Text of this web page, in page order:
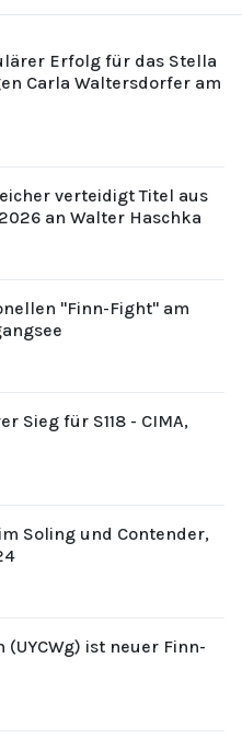
Erfolg für das Stella
Carla Waltersdorfer am
verteidigt Titel aus
an Walter Haschka
"Finn-Fight" am
Sieg für S118 - CIMA,
Soling und Contender,
(UYCWg) ist neuer Finn-